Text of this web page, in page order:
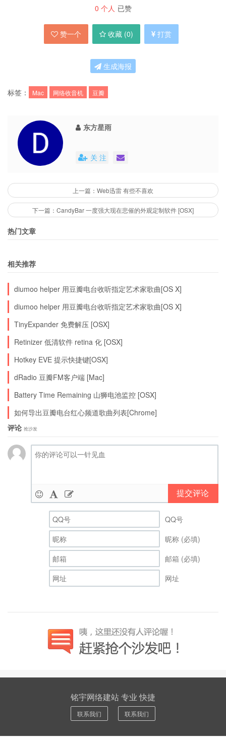
0 个人 已赞
赞一个 收藏 (0) 打赏
生成海报
标签： Mac 网络收音机 豆瓣
东方星雨
关 注
上一篇：Web迅雷 有些不喜欢
下一篇：CandyBar 一度强大现在悲催的外观定制软件 [OSX]
热门文章
相关推荐
diumoo helper 用豆瓣电台收听指定艺术家歌曲[OS X]
diumoo helper 用豆瓣电台收听指定艺术家歌曲[OS X]
TinyExpander 免费解压 [OSX]
Retinizer 低清软件 retina 化 [OSX]
Hotkey EVE 提示快捷键[OSX]
dRadio 豆瓣FM客户端 [Mac]
Battery Time Remaining 山狮电池监控 [OSX]
如何导出豆瓣电台红心频道歌曲列表[Chrome]
评论 抢沙发
提交评论
QQ号
昵称 (必填)
邮箱 (必填)
网址
铭宇网络建站 专业 快捷
联系我们 联系我们